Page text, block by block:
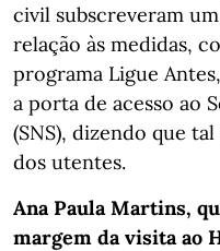
civil subscreveram
relação às medidas,
programa Ligue
a porta de acesso ao
(SNS), dizendo que
dos utentes.
Ana Paula Martins,
margem da visita ao